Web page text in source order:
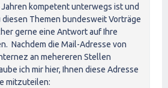
kompetent unterwegs ist und
Themen bundesweit Vorträge
gerne eine Antwort auf Ihre
Nachdem die Mail-Adresse von
an mehereren Stellen
ich mir hier, Ihnen diese Adresse
mitzuteilen: